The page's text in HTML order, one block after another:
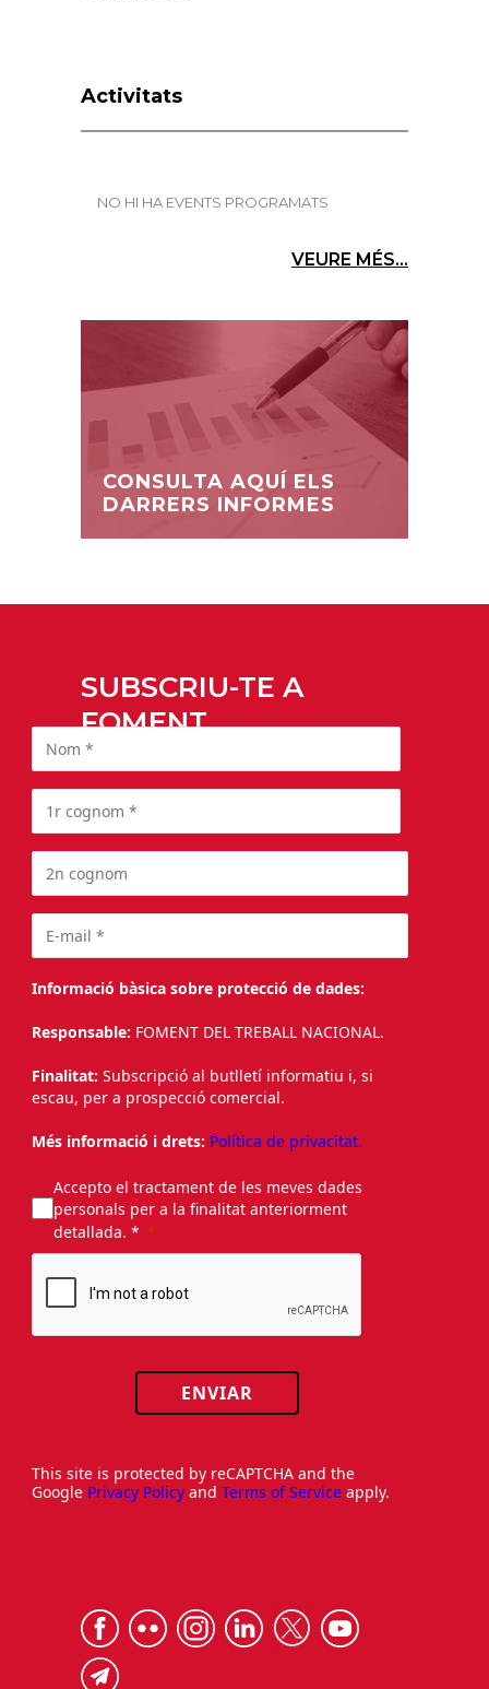
Activitats
NO HI HA EVENTS PROGRAMATS
VEURE MÉS...
CONSULTA AQUÍ ELS
DARRERS INFORMES
SUBSCRIU-TE A
FOMENT
Informació bàsica sobre protecció de dades:
Responsable: FOMENT DEL TREBALL NACIONAL.
Finalitat: Subscripció al butlletí informatiu i, si
escau, per a prospecció comercial.
Més informació i drets: Política de privacitat.
Accepto el tractament de les meves dades
personals per a la finalitat anteriorment
detallada. *
ENVIAR
This site is protected by reCAPTCHA and the
Google Privacy Policy and Terms of Service apply.